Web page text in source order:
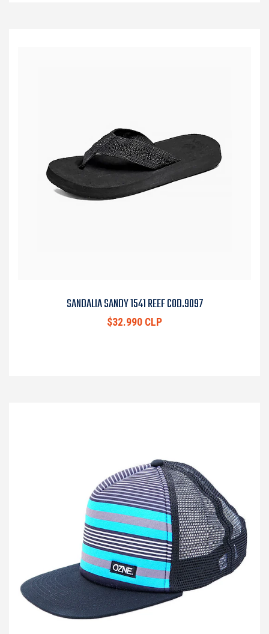
SANDALIA SANDY 1541 REEF COD.9097
$32.990 CLP